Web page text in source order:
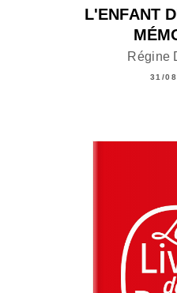
L'ENFANT
Régine
31/